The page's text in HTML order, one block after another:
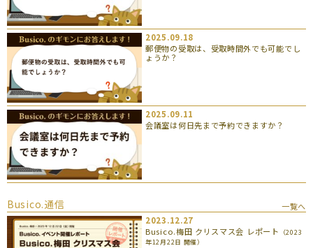
2025.09.18
郵便物の受取は、受取時間外でも可能でし
ょうか？
2025.09.11
会議室は何日先まで予約できますか？
Busico.通信
一覧へ
2023.12.27
Busico.梅田 クリスマス会 レポート
（2023
年12月22日 開催）